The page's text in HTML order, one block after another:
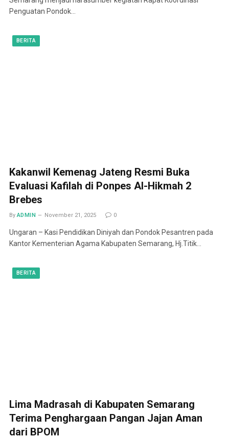
Penguatan Pondok…
BERITA
Kakanwil Kemenag Jateng Resmi Buka
Evaluasi Kafilah di Ponpes Al-Hikmah 2
Brebes
By ADMIN November 21, 2025 0
Ungaran – Kasi Pendidikan Diniyah dan Pondok Pesantren pada
Kantor Kementerian Agama Kabupaten Semarang, Hj.Titik…
BERITA
Lima Madrasah di Kabupaten Semarang
Terima Penghargaan Pangan Jajan Aman
dari BPOM